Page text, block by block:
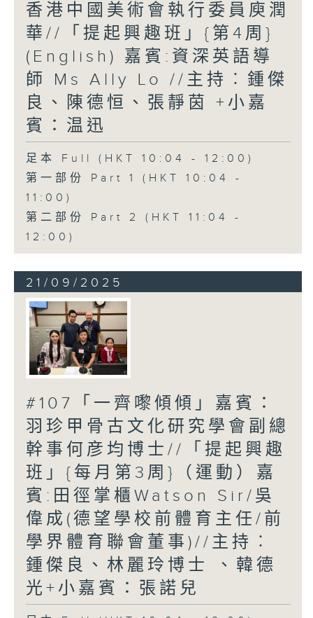
香港中國美術會執行委員庾潤
華//「提起興趣班」{第4周}
(English) 嘉賓:資深英語導
師 Ms Ally Lo //主持︰鍾傑
良、陳德恒、張靜茵 +小嘉
賓：温迅
足本 Full (HKT 10:04 - 12:00)
第一部份 Part 1 (HKT 10:04 -
11:00)
第二部份 Part 2 (HKT 11:04 -
12:00)
21/09/2025
#107「一齊嚟傾傾」嘉賓：
羽珍甲骨古文化研究學會副總
幹事何彦均博士//「提起興趣
班」{每月第3周}（運動）嘉
賓:田徑掌櫃Watson Sir/吳
偉成(德望學校前體育主任/前
學界體育聯會董事)//主持︰
鍾傑良、林麗玲博士 、韓德
光+小嘉賓：張諾兒